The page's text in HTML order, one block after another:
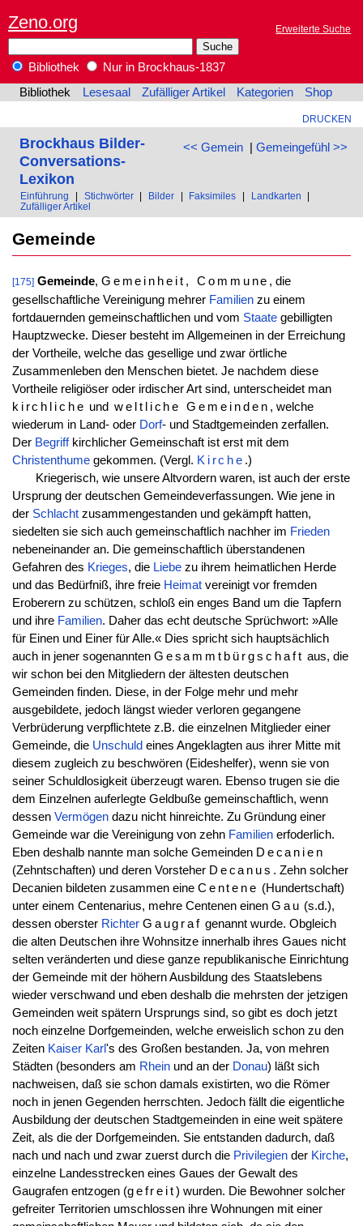
Zeno.org Erweiterte Suche
Bibliothek
Nur in Brockhaus-1837
Bibliothek
Lesesaal Zufälliger Artikel Kategorien Shop
DRUCKEN
<< Gemein| Gemeingefühl >>
Brockhaus Bilder-
Conversations-
Lexikon
Einführung Stichwörter Bilder Faksimiles Landkarten
Zufälliger Artikel
Gemeinde
[175] Gemeinde, Gemeinheit, Commune , die
gesellschaftliche Vereinigung mehrer Familienzu einem
fortdauernden gemeinschaftlichen und vom Staategebilligten
Hauptzwecke. Dieser besteht im Allgemeinen in der Erreichung
der Vortheile, welche das gesellige und zwar örtliche
Zusammenleben den Menschen bietet. Je nachdem diese
Vortheile religiöser oder irdischer Art sind, unterscheidet man
kirchliche und weltliche Gemeinden , welche
wiederum in Land- oder Dorf- und Stadtgemeinden zerfallen.
Der Begriffkirchlicher Gemeinschaft ist erst mit dem
Christenthumegekommen. (Vergl. Kirche .)
Kriegerisch, wie unsere Altvordern waren, ist auch der erste
Ursprung der deutschen Gemeindeverfassungen. Wie jene in
der Schlachtzusammengestanden und gekämpft hatten,
siedelten sie sich auch gemeinschaftlich nachher im Frieden
nebeneinander an. Die gemeinschaftlich überstandenen
Gefahren des Krieges, die Liebezu ihrem heimatlichen Herde
und das Bedürfniß, ihre freie Heimatvereinigt vor fremden
Eroberern zu schützen, schloß ein enges Band um die Tapfern
und ihre Familien. Daher das echt deutsche Sprüchwort: »Alle
für Einen und Einer für Alle.« Dies spricht sich hauptsächlich
auch in jener sogenannten Gesammtbürgschaft aus, die
wir schon bei den Mitgliedern der ältesten deutschen
Gemeinden finden. Diese, in der Folge mehr und mehr
ausgebildete, jedoch längst wieder verloren gegangene
Verbrüderung verpflichtete z.B. die einzelnen Mitglieder einer
Gemeinde, die Unschuld eines Angeklagten aus ihrer Mitte mit
diesem zugleich zu beschwören (Eideshelfer), wenn sie von
seiner Schuldlosigkeit überzeugt waren. Ebenso trugen sie die
dem Einzelnen auferlegte Geldbuße gemeinschaftlich, wenn
dessen Vermögendazu nicht hinreichte. Zu Gründung einer
Gemeinde war die Vereinigung von zehn Familienerfoderlich.
Eben deshalb nannte man solche Gemeinden Decanien
(Zehntschaften) und deren Vorsteher Decanus . Zehn solcher
Decanien bildeten zusammen eine Centene (Hundertschaft)
unter einem Centenarius, mehre Centenen einen Gau (s.d.),
dessen oberster Richter Gaugraf genannt wurde. Obgleich
die alten Deutschen ihre Wohnsitze innerhalb ihres Gaues nicht
selten veränderten und diese ganze republikanische Einrichtung
der Gemeinde mit der höhern Ausbildung des Staatslebens
wieder verschwand und eben deshalb die mehrsten der jetzigen
Gemeinden weit spätern Ursprungs sind, so gibt es doch jetzt
noch einzelne Dorfgemeinden, welche erweislich schon zu den
Zeiten Kaiser Karl's des Großen bestanden. Ja, von mehren
Städten (besonders am Rheinund an der Donau) läßt sich
nachweisen, daß sie schon damals existirten, wo die Römer
noch in jenen Gegenden herrschten. Jedoch fällt die eigentliche
Ausbildung der deutschen Stadtgemeinden in eine weit spätere
Zeit, als die der Dorfgemeinden. Sie entstanden dadurch, daß
nach und nach und zwar zuerst durch die Privilegiender Kirche,
einzelne Landesstrecken eines Gaues der Gewalt des
Gaugrafen entzogen (gefreit) wurden. Die Bewohner solcher
gefreiter Territorien umschlossen ihre Wohnungen mit einer